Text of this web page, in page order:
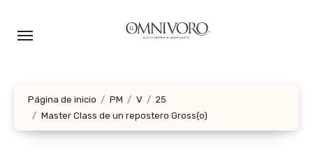
Página de inicio PM V
25
Master Class de un repostero Gross(o)